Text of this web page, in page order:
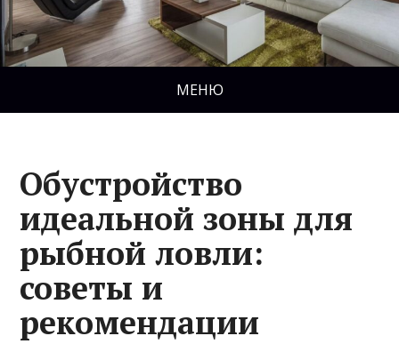
МЕНЮ
Обустройство
идеальной зоны для
рыбной ловли:
советы и
рекомендации